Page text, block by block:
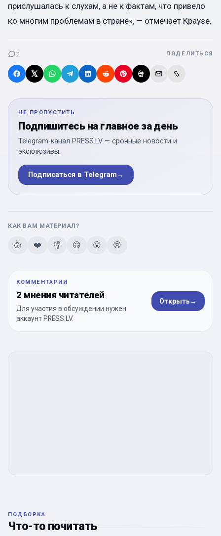
прислушалась к слухам, а не к фактам, что привело
ко многим проблемам в стране», — отмечает Краузе.
2 ПОДЕЛИТЬСЯ
НЕ ПРОПУСТИТЬ
Подпишитесь на главное за день
Telegram-канал PRESS.LV — срочные новости и
эксклюзивы.
Подписаться в Telegram→
КАК ВАМ МАТЕРИАЛ?
👍 ❤️ 👎 😄 😮 😢
КОММЕНТАРИИ
2 мнения читателей
Для участия в обсуждении нужен
аккаунт PRESS.LV.
Открыть→
ПОДБОРКА
Что-то почитать